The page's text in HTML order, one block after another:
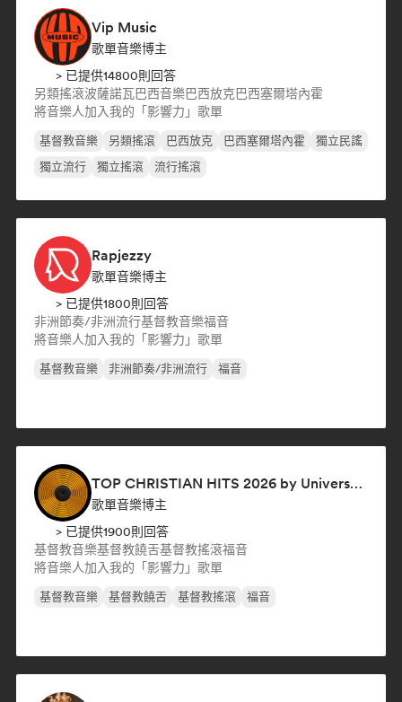
Vip Music
歌單音樂博主
> 已提供14800則回答
另類搖滾波薩諾瓦巴西音樂巴西放克 巴西塞爾塔內霍
將音樂人加入我的「影響力」歌單
基督教音樂 另類搖滾 巴西放克 巴西塞爾塔內霍
獨立民謠
獨立流行
獨立搖滾 流行搖滾
Rapjezzy
歌單音樂博主
> 已提供1800則回答
非洲節奏/非洲流行基督教音樂福音
將音樂人加入我的「影響力」歌單
基督教音樂 非洲節奏/非洲流行 福音
TOP CHRISTIAN HITS 2026 by Universal Hits
歌單音樂博主
> 已提供1900則回答
基督教音樂基督教饒舌基督教搖滾福音
將音樂人加入我的「影響力」歌單
基督教音樂 基督教饒舌 基督教搖滾 福音